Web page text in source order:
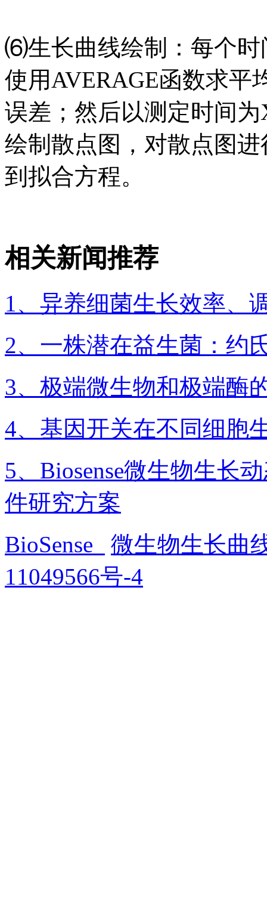
⑹生长曲线绘制：每个时
使用AVERAGE函数求平
误差；然后以测定时间
绘制散点图，对散点图
到拟合方程。
相关新闻推荐
1、异养细菌生长效率、
2、一株潜在益生菌：约
3、极端微生物和极端酶
4、基因开关在不同细胞
5、Biosense微生物生长
件研究方案
BioSense
微生物生长曲
11049566号-4